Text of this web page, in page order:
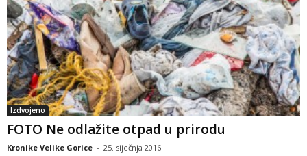
Izdvojeno
FOTO Ne odlažite otpad u prirodu
Kronike Velike Gorice - 25. siječnja 2016